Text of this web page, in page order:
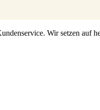
Wir setzen auf